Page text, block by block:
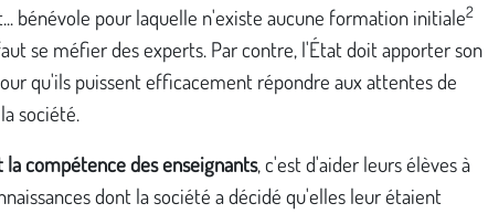
bénévole pour laquelle n'existe aucune formation initiale2
se méfier des experts. Par contre, l'État doit apporter son
qu'ils puissent efficacement répondre aux attentes de
société.
la compétence des enseignants, c'est d'aider leurs élèves à
dont la société a décidé qu'elles leur étaient